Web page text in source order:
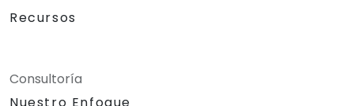
Recursos
Consultoría
Nuestro Enfoque